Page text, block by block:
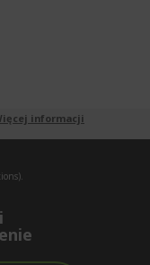
informacji